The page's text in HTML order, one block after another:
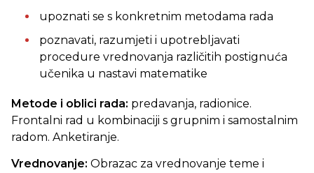
upoznati se s konkretnim metodama rada
poznavati, razumjeti i upotrebljavati
procedure vrednovanja različitih postignuća
učenika u nastavi matematike
Metode i oblici rada: predavanja, radionice.
Frontalni rad u kombinaciji s grupnim i samostalnim
radom. Anketiranje.
Vrednovanje: Obrazac za vrednovanje teme i